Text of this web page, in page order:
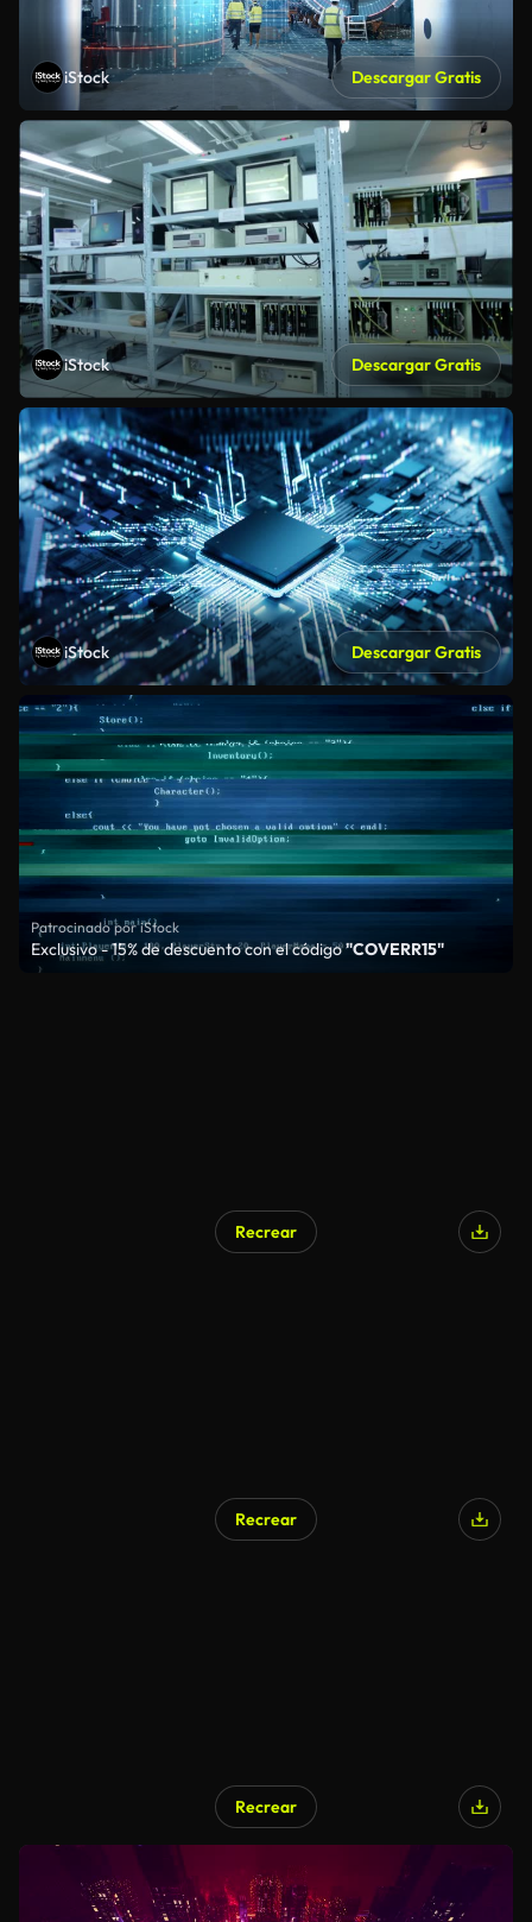
iStock Descargar Gratis
iStock Descargar Gratis
iStock Descargar Gratis
Patrocinado por iStock
Exclusivo - 15% de descuento con el código"COVERR15"
Recrear
Recrear
Recrear